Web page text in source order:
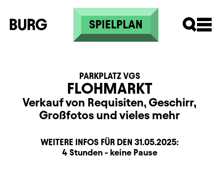
Direkt zum Inhalt
SPIELPLAN
FLOHMARKT
PARKPLATZ VGS
Verkauf von Requisiten, Geschirr,
Großfotos und vieles mehr
WEITERE INFOS FÜR DEN 31.05.2025:
BeschreibungInformation
Dauer und Pausen4 Stunden - keine Pause